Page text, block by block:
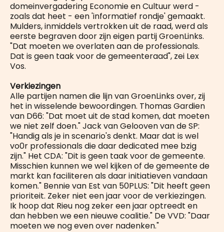
domeinvergadering Economie en Cultuur werd -
zoals dat heet - een 'informatief rondje' gemaakt.
Mulders, inmiddels vertrokken uit de raad, werd als
eerste begraven door zijn eigen partij GroenLinks.
"Dat moeten we overlaten aan de professionals.
Dat is geen taak voor de gemeenteraad", zei Lex
Vos.
Verkiezingen
Alle partijen namen die lijn van GroenLinks over, zij
het in wisselende bewoordingen. Thomas Gardien
van D66: "Dat moet uit de stad komen, dat moeten
we niet zelf doen." Jack van Gelooven van de SP:
"Handig als je in scenario's denkt. Maar dat is wel
vo0r professionals die daar dedicated mee bzig
zijn." Het CDA: "Dit is geen taak voor de gemeente.
Misschien kunnen we wel kijken of de gemeente de
markt kan faciliteren als daar initiatieven vandaan
komen." Bennie van Est van 50PLUS: "Dit heeft geen
prioriteit. Zeker niet een jaar voor de verkiezingen.
Ik hoop dat Rieu nog zeker een jaar optreedt en
dan hebben we een nieuwe coalitie." De VVD: "Daar
moeten we nog even over nadenken."